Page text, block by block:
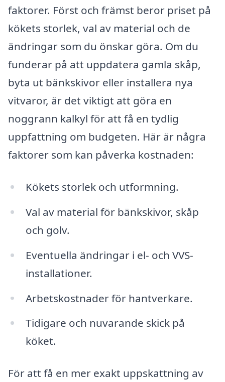
faktorer. Först och främst beror priset på
kökets storlek, val av material och de
ändringar som du önskar göra. Om du
funderar på att uppdatera gamla skåp,
byta ut bänkskivor eller installera nya
vitvaror, är det viktigt att göra en
noggrann kalkyl för att få en tydlig
uppfattning om budgeten. Här är några
faktorer som kan påverka kostnaden:
Kökets storlek och utformning.
Val av material för bänkskivor, skåp
och golv.
Eventuella ändringar i el- och VVS-
installationer.
Arbetskostnader för hantverkare.
Tidigare och nuvarande skick på
köket.
För att få en mer exakt uppskattning av